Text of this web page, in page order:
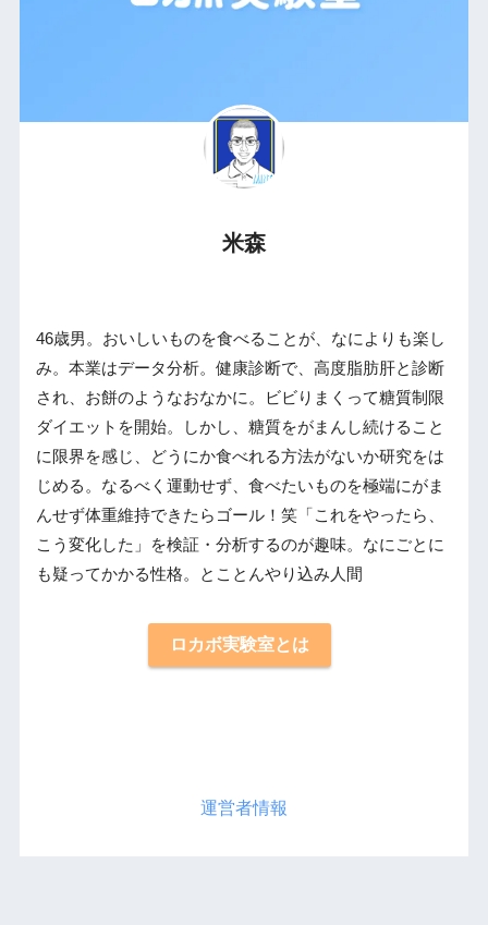
米森
46歳男。おいしいものを食べることが、なによりも楽し
み。本業はデータ分析。健康診断で、高度脂肪肝と診断
され、お餅のようなおなかに。ビビりまくって糖質制限
ダイエットを開始。しかし、糖質をがまんし続けること
に限界を感じ、どうにか食べれる方法がないか研究をは
じめる。なるべく運動せず、食べたいものを極端にがま
んせず体重維持できたらゴール！笑「これをやったら、
こう変化した」を検証・分析するのが趣味。なにごとに
も疑ってかかる性格。とことんやり込み人間
ロカボ実験室とは
運営者情報